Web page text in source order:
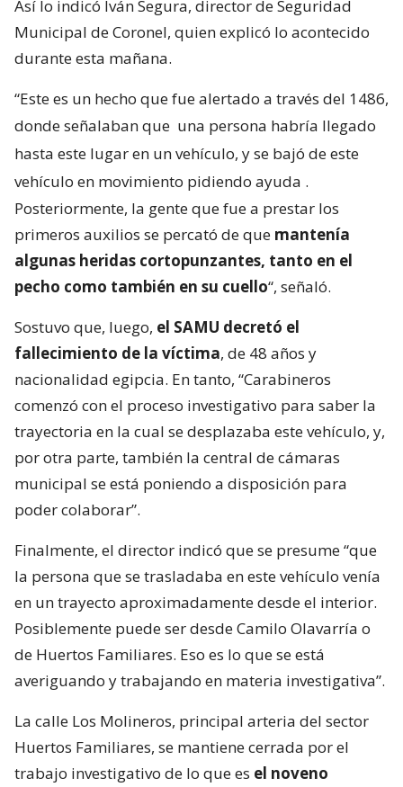
Así lo indicó Iván Segura, director de Seguridad
Municipal de Coronel, quien explicó lo acontecido
durante esta mañana.
“Este es un hecho que fue alertado a través del 1486,
donde señalaban que una persona habría llegado
hasta este lugar en un vehículo, y se bajó de este
vehículo en movimiento pidiendo ayuda .
Posteriormente, la gente que fue a prestar los
primeros auxilios se percató de que mantenía
algunas heridas cortopunzantes, tanto en el
pecho como también en su cuello“, señaló.
Sostuvo que, luego, el SAMU decretó el
fallecimiento de la víctima, de 48 años y
nacionalidad egipcia. En tanto, “Carabineros
comenzó con el proceso investigativo para saber la
trayectoria en la cual se desplazaba este vehículo, y,
por otra parte, también la central de cámaras
municipal se está poniendo a disposición para
poder colaborar”.
Finalmente, el director indicó que se presume “que
la persona que se trasladaba en este vehículo venía
en un trayecto aproximadamente desde el interior.
Posiblemente puede ser desde Camilo Olavarría o
de Huertos Familiares. Eso es lo que se está
averiguando y trabajando en materia investigativa”.
La calle Los Molineros, principal arteria del sector
Huertos Familiares, se mantiene cerrada por el
trabajo investigativo de lo que es el noveno